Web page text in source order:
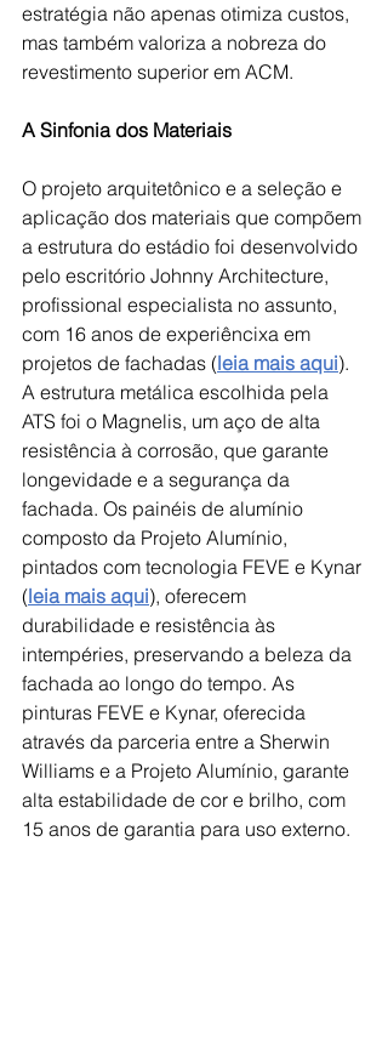
estratégia não apenas otimiza custos,
mas também valoriza a nobreza do
revestimento superior em ACM.
A Sinfonia dos Materiais
O projeto arquitetônico e a seleção e
aplicação dos materiais que compõem
a estrutura do estádio foi desenvolvido
pelo escritório Johnny Architecture,
profissional especialista no assunto,
com 16 anos de experiêncixa em
projetos de fachadas (leia mais aqui).
A estrutura metálica escolhida pela
ATS foi o Magnelis, um aço de alta
resistência à corrosão, que garante
longevidade e a segurança da
fachada. Os painéis de alumínio
composto da Projeto Alumínio,
pintados com tecnologia FEVE e Kynar
(leia mais aqui), oferecem
durabilidade e resistência às
intempéries, preservando a beleza da
fachada ao longo do tempo. As
pinturas FEVE e Kynar, oferecida
através da parceria entre a Sherwin
Williams e a Projeto Alumínio, garante
alta estabilidade de cor e brilho, com
15 anos de garantia para uso externo.